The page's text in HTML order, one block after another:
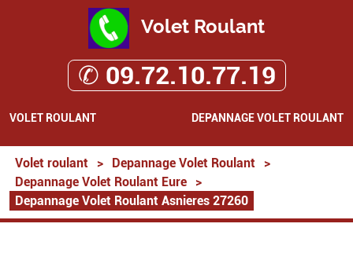
Volet Roulant
✆ 09.72.10.77.19
VOLET ROULANT DEPANNAGE VOLET ROULANT
Volet roulant > Depannage Volet Roulant
>
Depannage Volet Roulant Eure
>
Depannage Volet Roulant Asnieres 27260